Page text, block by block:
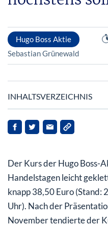
Hugo Boss Aktie
Sebastian Grünewald
INHALTSVERZEICHNIS
Hugo Boss mit
Der Kurs der Hugo Boss-
Handelstagen leicht
knapp 38,50 Euro (Stand:
Uhr). Nach der
November tendierte der